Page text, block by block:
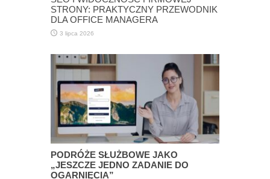
STRONY: PRAKTYCZNY PRZEWODNIK
DLA OFFICE MANAGERA
3 lipca 2026
PODRÓŻE SŁUŻBOWE JAKO
„JESZCZE JEDNO ZADANIE DO
OGARNIĘCIA”